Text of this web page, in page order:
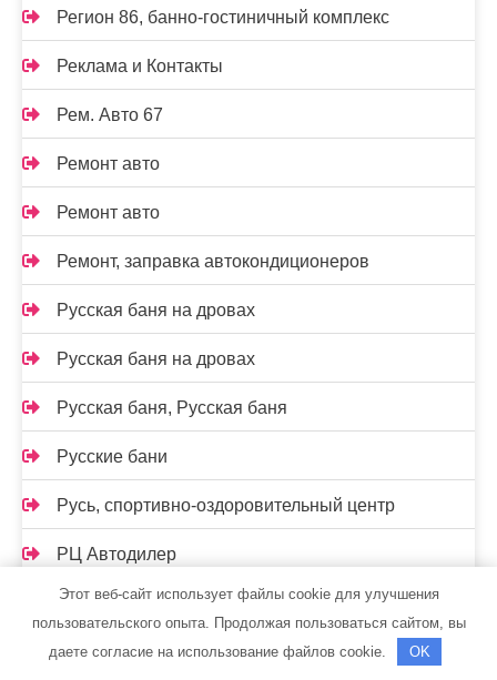
Регион 86, банно-гостиничный комплекс
Реклама и Контакты
Рем. Авто 67
Ремонт авто
Ремонт авто
Ремонт, заправка автокондиционеров
Русская баня на дровах
Русская баня на дровах
Русская баня, Русская баня
Русские бани
Русь, спортивно-оздоровительный центр
РЦ Автодилер
Рэн, сервисный автокомплекс
С легким паром, сауна
Этот веб-сайт использует файлы cookie для улучшения
пользовательского опыта. Продолжая пользоваться сайтом, вы
даете согласие на использование файлов cookie.
OK